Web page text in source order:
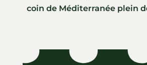
coin de Méditerranée plein